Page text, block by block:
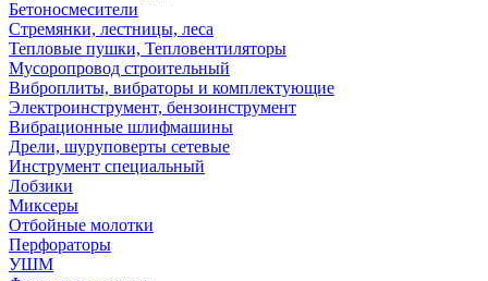
Бетоносмесители
Стремянки, лестницы, леса
Тепловые пушки, Тепловентиляторы
Мусоропровод строительный
Виброплиты, вибраторы и комплектующие
Электроинструмент, бензоинструмент
Вибрационные шлифмашины
Дрели, шуруповерты сетевые
Инструмент специальный
Лобзики
Миксеры
Отбойные молотки
Перфораторы
УШМ